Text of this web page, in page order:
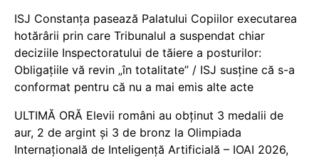
ISJ Constanța pasează Palatului Copiilor executarea
hotărârii prin care Tribunalul a suspendat chiar
deciziile Inspectoratului de tăiere a posturilor:
Obligațiile vă revin „în totalitate” / ISJ susține că s-a
conformat pentru că nu a mai emis alte acte
ULTIMĂ ORĂ Elevii români au obținut 3 medalii de
aur, 2 de argint și 3 de bronz la Olimpiada
Internațională de Inteligență Artificială – IOAI 2026,